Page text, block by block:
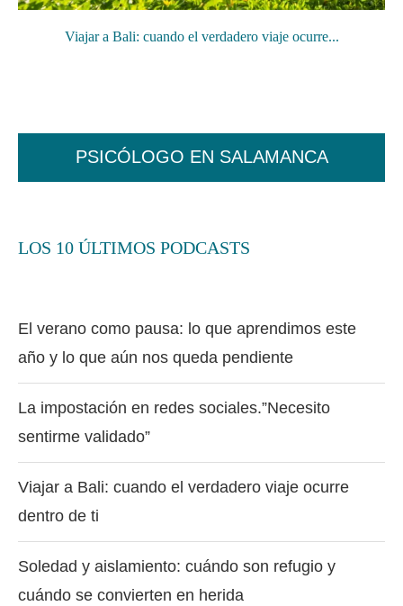
Viajar a Bali: cuando el verdadero viaje ocurre...
PSICÓLOGO EN SALAMANCA
LOS 10 ÚLTIMOS PODCASTS
El verano como pausa: lo que aprendimos este
año y lo que aún nos queda pendiente
La impostación en redes sociales.”Necesito
sentirme validado”
Viajar a Bali: cuando el verdadero viaje ocurre
dentro de ti
Soledad y aislamiento: cuándo son refugio y
cuándo se convierten en herida